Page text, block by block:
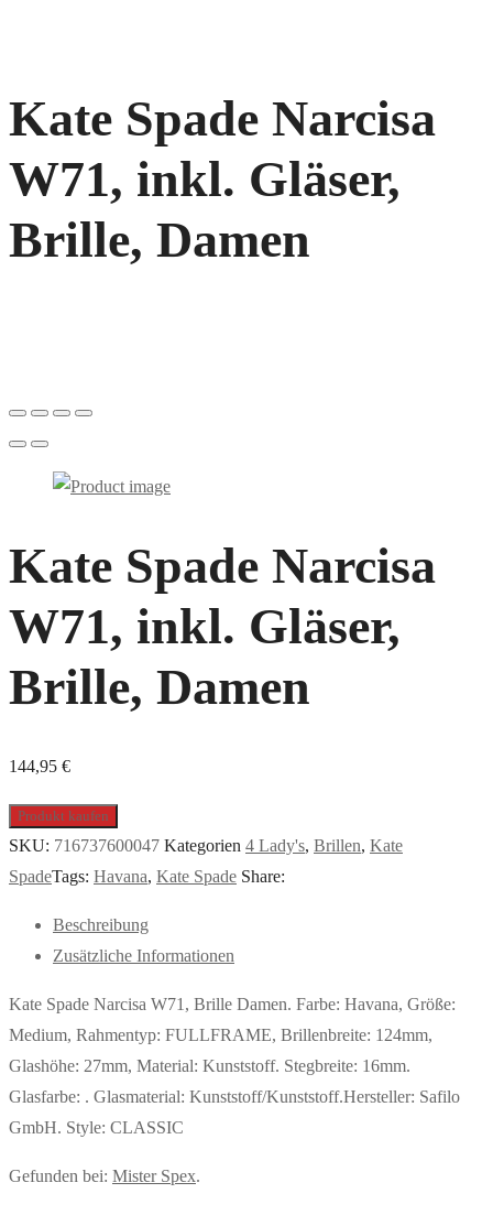
Kate Spade Narcisa
W71, inkl. Gläser,
Brille, Damen
Kate Spade Narcisa
W71, inkl. Gläser,
Brille, Damen
144,95 €
Produkt kaufen
SKU: 716737600047 Kategorien 4 Lady's, Brillen, Kate
SpadeTags: Havana, Kate Spade Share:
Beschreibung
Zusätzliche Informationen
Kate Spade Narcisa W71, Brille Damen. Farbe: Havana, Größe:
Medium, Rahmentyp: FULLFRAME, Brillenbreite: 124mm,
Glashöhe: 27mm, Material: Kunststoff. Stegbreite: 16mm.
Glasfarbe: . Glasmaterial: Kunststoff/Kunststoff.Hersteller: Safilo
GmbH. Style: CLASSIC
Gefunden bei: Mister Spex.